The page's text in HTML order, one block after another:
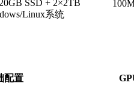
SSD + 2×2TB
Linux系统
配置